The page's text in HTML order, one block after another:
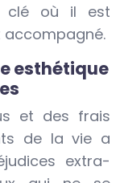
clé où il est
accompagné.
esthétique
et des frais
de la vie a
extra-